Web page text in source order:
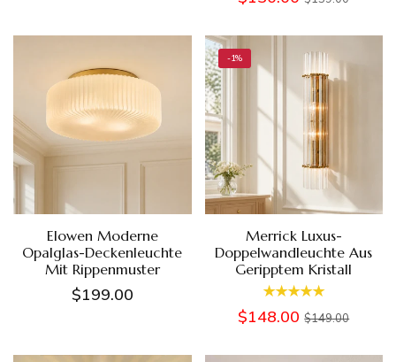
Elowen Moderne
Opalglas-Deckenleuchte
Mit Rippenmuster
$199.00
-1%
Merrick Luxus-
Doppelwandleuchte Aus
Geripptem Kristall
$148.00 $149.00